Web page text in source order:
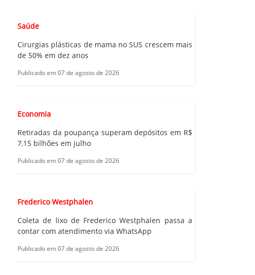
Saúde
Cirurgias plásticas de mama no SUS crescem mais
de 50% em dez anos
Publicado em 07 de agosto de 2026
Economia
Retiradas da poupança superam depósitos em R$
7,15 bilhões em julho
Publicado em 07 de agosto de 2026
Frederico Westphalen
Coleta de lixo de Frederico Westphalen passa a
contar com atendimento via WhatsApp
Publicado em 07 de agosto de 2026